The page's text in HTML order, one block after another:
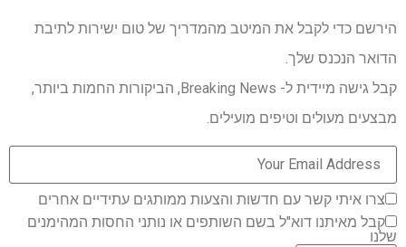
הירשם כדי לקבל את המיטב מהמדריך של טום ישירות לתיבת
הדואר הנכנס שלך.
קבל גישה מיידית ל- Breaking News, הביקורות החמות ביותר,
מבצעים מעולים וטיפים מועילים.
צרו איתי קשר עם חדשות והצעות ממותגים עתידיים אחרים
קבל מאיתנו דוא"ל בשם השותפים או נותני החסות המהימנים
שלנו